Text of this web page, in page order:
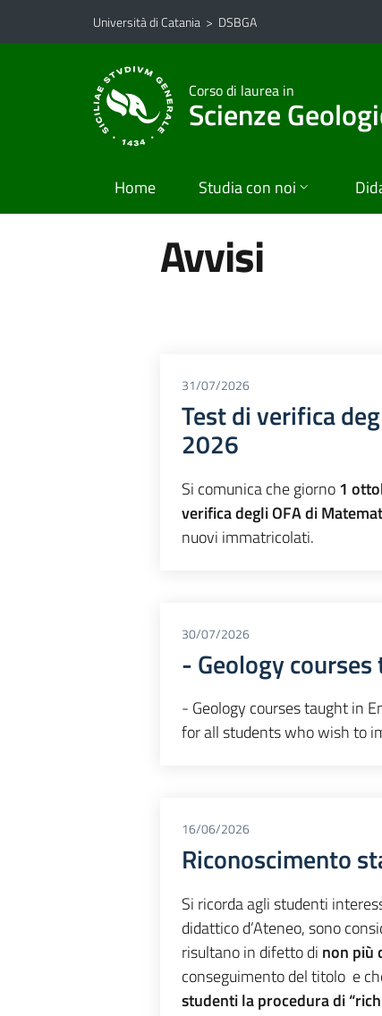
Vai al contenuto principale
Vai al menu di navigazione
Università di Catania > DSBGA
Corso di laurea in
Scienze
Home Studia con noi
Avvisi
31/07/2026
Test di verifica
2026
Si comunica che giorno1
verifica degli OFA di
nuovi immatricolati.
30/07/2026
- Geology
- Geology courses taught in
for all students who wish to
16/06/2026
Riconoscimento
Si ricorda agli studenti
didattico d’Ateneo, sono
risultano in difetto di non più
conseguimento del titolo e
studenti la procedura di